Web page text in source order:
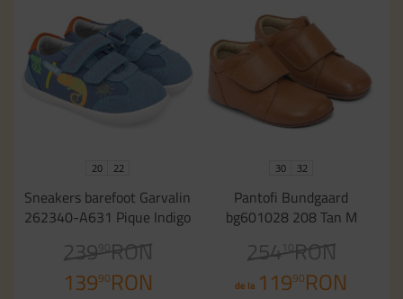
20 22
Sneakers barefoot Garvalin
262340-A631 Pique Indigo
239 90RON
13990RON
30 32
Pantofi Bundgaard
bg601028 208 Tan M
254 RON
de la 11990RON